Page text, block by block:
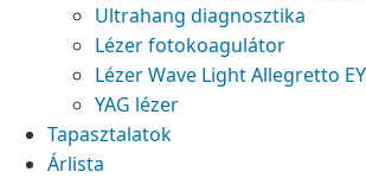
Ultrahang diagnosztika
Lézer fotokoagulátor
Lézer Wave Light Allegretto
YAG lézer
Tapasztalatok
Árlista